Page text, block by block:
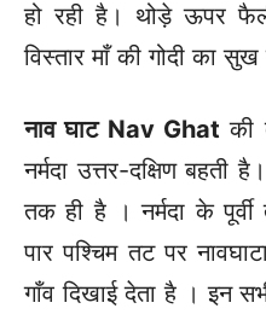
हो रही है। थोड़े ऊपर
विस्तार माँ की गोदी का
नाव घाट Nav Ghat की
नर्मदा उत्तर-दक्षिण बहती
तक ही है । नर्मदा के
पार पश्चिम तट पर
गाँव दिखाई देता है । इन